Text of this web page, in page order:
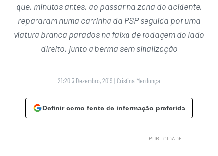
que, minutos antes, ao passar na zona do acidente,
repararam numa carrinha da PSP seguida por uma
viatura branca parados na faixa de rodagem do lado
direito, junto à berma sem sinalização
21:20 3 Dezembro, 2019 | Cristina Mendonça
Definir como fonte de informação preferida